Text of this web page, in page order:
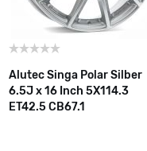
Alutec Singa Polar Silber
6.5J x 16 Inch 5X114.3
ET42.5 CB67.1